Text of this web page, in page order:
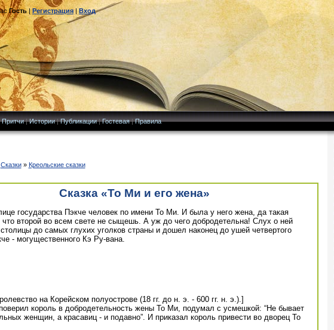
Гость|Регистрация|Вход
Притчи|Истории|Публикации|Гостевая|Правила
Сказки» Креольские сказки
Сказка «То Ми и его жена»
государства Пэкче человек по имени То Ми. И была у него жена, да такая
что второй во всем свете не сыщешь. А уж до чего добродетельна! Слух о ней
до самых глухих уголков страны и дошел наконец до ушей четвертого
- могущественного Кэ Ру-вана.
на Корейском полуострове (18 гг. до н. э. - 600 гг. н. э.).]
король в добродетельность жены То Ми, подумал с усмешкой: “Не бывает
женщин, а красавиц - и подавно”. И приказал король привести во дворец То